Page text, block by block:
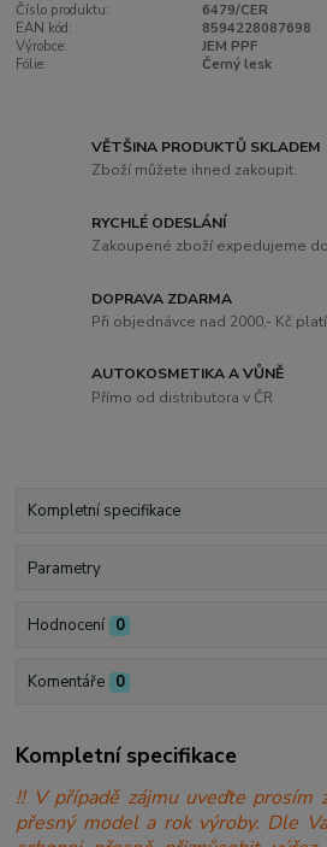
Číslo produktu:
6479/CER
EAN kód:
8594228087698
Výrobce:
JEM PPF
Fólie:
Černý lesk
VĚTŠINA PRODUKTŮ SKLADEM
Zboží můžete ihned zakoupit.
RYCHLÉ ODESLÁNÍ
Zakoupené zboží expedujeme
DOPRAVA ZDARMA
Při objednávce nad 2000,- Kč
AUTOKOSMETIKA A VŮNĚ
Přímo od distributora v ČR
Kompletní specifikace
Parametry
Hodnocení 0
Komentáře 0
Kompletní specifikace
!! V případě zájmu uveďte prosím
přesný model a rok výroby. Dle